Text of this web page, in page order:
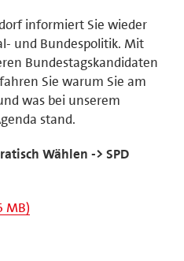
informiert Sie wieder
und Bundespolitik. Mit
Bundestagskandidaten
Sie warum Sie am
was bei unserem
stand.
Wählen -> SPD
MB)